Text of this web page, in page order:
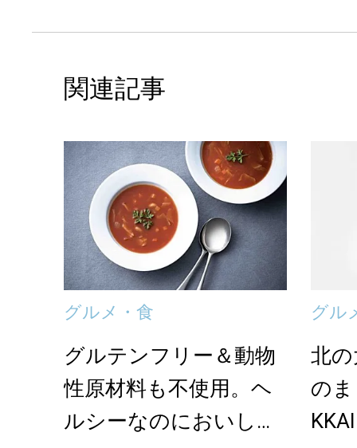
関連記事
グルメ・食
グルテンフリー＆動物
性原材料も不使用。ヘ
ルシーなのにおいしい
グル
北
の